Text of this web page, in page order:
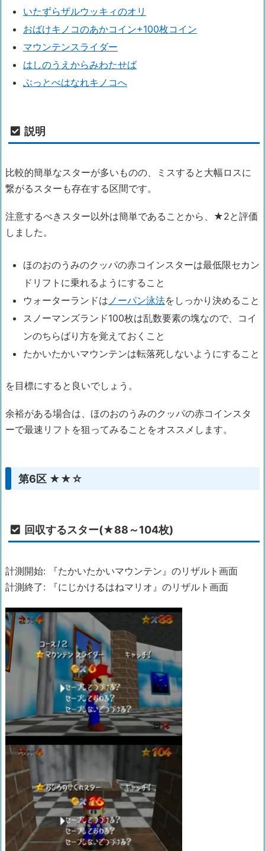
いたずらザルウッキィのオリ
おばけキノコのあかコイン+100枚コイン
マウンテンスライダー
はしのうえからみわたせば
ぶっとべはなれキノコへ
説明
比較的簡単なスターが多いものの、ミスすると大幅ロスに
繋がるスターも存在する区間です。
注意するべきスター以外は簡単であることから、★2と評価
しました。
ほのおのうみのクッパの赤コインスターは最低限セカン
ドリフトに乗れるようにすること
ウォーターランドは ノーパン泳法をしっかり決めること
スノーマンズランド100枚は乱数要素の塊なので、コイ
ンのちらばり方を覚えておくこと
たかいたかいマウンテンは転落死しないようにすること
を目標にすると良いでしょう。
余裕がある場合は、ほのおのうみのクッパの赤コインスタ
ーで最速リフトを狙ってみることをオススメします。
第6区 ★★☆
回収するスター(★88～104枚)
計測開始: 『たかいたかいマウンテン』のリザルト画面
計測終了: 『にじかけるはねマリオ』のリザルト画面